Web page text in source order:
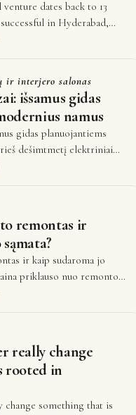
dates back to 13
in Hyderabad,
home to g…
ir interjero salonas
išsamus gidas
namus
gidas planuojantiems
dešimtmetį elektriniai
prabangos…
remontas ir
ir kaip sudaroma jo
priklauso nuo remonto
(dažymas, grindų …
really change
rooted in
change something that is